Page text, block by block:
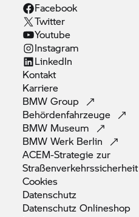
Facebook
Twitter
Youtube
Instagram
LinkedIn
Kontakt
Karriere
BMWGroup
Behördenfahrzeuge
BMW Museum
BMW Werk Berlin
ACEM-Strategie zur
Straßenverkehrssicherheit
Cookies
Datenschutz
DatenschutzOnlineshop